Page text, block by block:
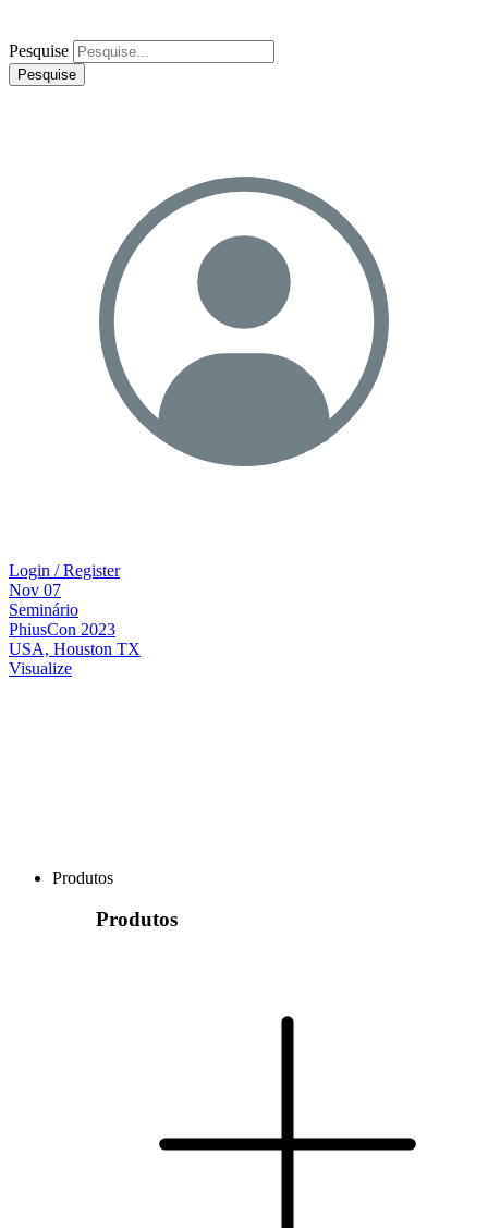
Pesquise
Pesquise
Login / Register
Nov 07
Seminário
PhiusCon 2023
USA, Houston TX
Visualize
Produtos
Produtos